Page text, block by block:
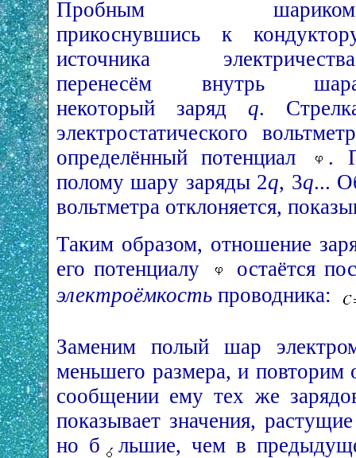
Пробным
прикоснувшись к
источника
перенесём внутрь
некоторый заряд q.
электростатического
определённый потенциал
.
полому шару заряды 2q, 3q...
вольтметра отклоняется,
Таким образом, отношение
его потенциалу
остаётся
электроёмкость проводника:
Заменим полый шар
меньшего размера, и
сообщении ему тех же
показывает значения,
но б
льшие, чем в